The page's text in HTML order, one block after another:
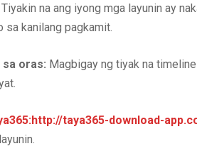
Tiyakin na ang iyong mga layunin ay
sa kanilang pagkamit.
sa oras: Magbigay ng tiyak na
taya365-download-